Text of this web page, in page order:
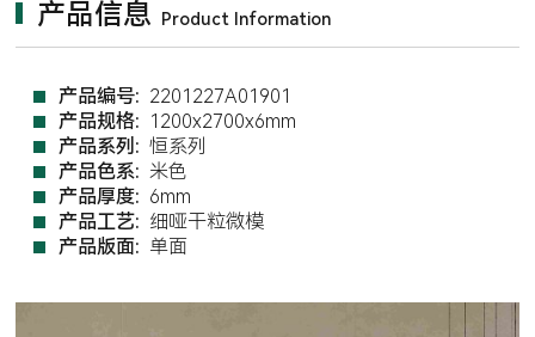
产品信息 Product Information
产品编号: 2201227A01901
产品规格: 1200x2700x6mm
产品系列: 恒系列
产品色系: 米色
产品厚度: 6mm
产品工艺: 细哑干粒微模
产品版面: 单面